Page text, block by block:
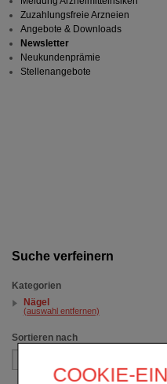
COOKIE-
Suche verfeinern
Kategorien
Nägel
(auswahl entfernen)
Sortieren nach
Zuzahlungsfreie Arzneien
Angebote & Downloads
Newsletter
Neukundenprämie
Stellenangebote